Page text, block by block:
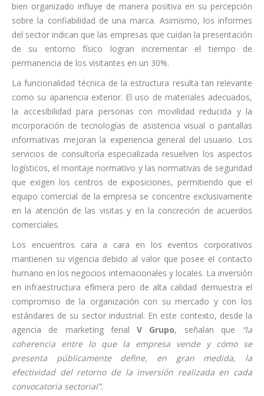
bien organizado influye de manera positiva en su percepción
sobre la confiabilidad de una marca. Asimismo, los informes
del sector indican que las empresas que cuidan la presentación
de su entorno físico logran incrementar el tiempo de
permanencia de los visitantes en un 30%.
La funcionalidad técnica de la estructura resulta tan relevante
como su apariencia exterior. El uso de materiales adecuados,
la accesibilidad para personas con movilidad reducida y la
incorporación de tecnologías de asistencia visual o pantallas
informativas mejoran la experiencia general del usuario. Los
servicios de consultoría especializada resuelven los aspectos
logísticos, el montaje normativo y las normativas de seguridad
que exigen los centros de exposiciones, permitiendo que el
equipo comercial de la empresa se concentre exclusivamente
en la atención de las visitas y en la concreción de acuerdos
comerciales.
Los encuentros cara a cara en los eventos corporativos
mantienen su vigencia debido al valor que posee el contacto
humano en los negocios internacionales y locales. La inversión
en infraestructura efímera pero de alta calidad demuestra el
compromiso de la organización con su mercado y con los
estándares de su sector industrial. En este contexto, desde la
agencia de marketing ferial V Grupo, señalan que
“la
coherencia entre lo que la empresa vende y cómo se
presenta públicamente define, en gran medida, la
efectividad del retorno de la inversión realizada en cada
convocatoria sectorial”.